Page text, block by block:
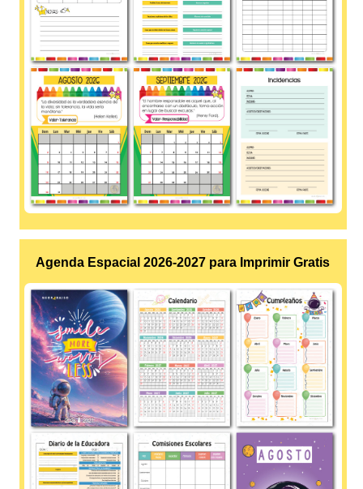
Agenda Espacial 2026-2027 para Imprimir Gratis